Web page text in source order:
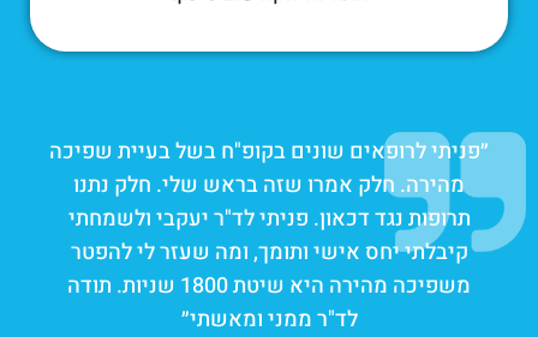
״פניתי לרופאים שונים בקופ"ח בשל בעיית שפיכה
מהירה. חלק אמרו שזה בראש שלי. חלק נתנו
תרופות נגד דכאון. פניתי לד"ר יעקבי ולשמחתי
קיבלתי יחס אישי ותומך, ומה שעזר לי להפטר
משפיכה מהירה היא שיטת 1800 שניות. תודה
לד"ר ממני ומאשתי״